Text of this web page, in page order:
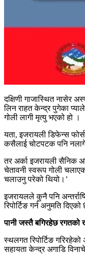
दक्षिणी गाजास्थित नासेर
लिन राहत केन्द्र पुगेका
गोली लागी मृत्यु भएको हो ।
यता, इजरायली डिफेन्स
कसैलाई चोटपटक पनि
तर अर्का इजरायली सैनिक
चेतावनी स्वरूप गोली
चलाउनु परेको थियो।’
इजरायलले कुनै पनि
रिपोर्टिङ गर्न अनुमति
पानी जस्तै बगिरहेछ रगतको
स्थलगत रिपोर्टिङ
सहायता केन्द्र अगाडि